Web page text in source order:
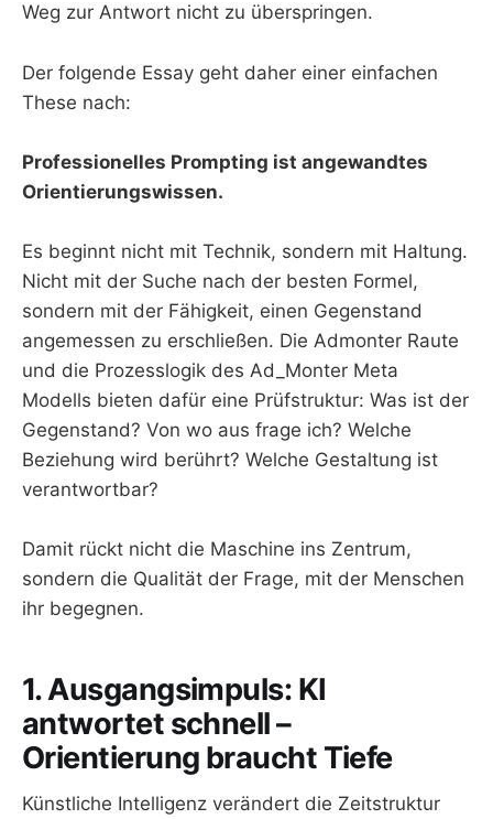
Weg zur Antwort nicht zu überspringen.
Der folgende Essay geht daher einer einfachen
These nach:
Professionelles Prompting ist angewandtes
Orientierungswissen.
Es beginnt nicht mit Technik, sondern mit Haltung.
Nicht mit der Suche nach der besten Formel,
sondern mit der Fähigkeit, einen Gegenstand
angemessen zu erschließen. Die Admonter Raute
und die Prozesslogik des Ad_Monter Meta
Modells bieten dafür eine Prüfstruktur: Was ist der
Gegenstand? Von wo aus frage ich? Welche
Beziehung wird berührt? Welche Gestaltung ist
verantwortbar?
Damit rückt nicht die Maschine ins Zentrum,
sondern die Qualität der Frage, mit der Menschen
ihr begegnen.
1. Ausgangsimpuls: KI
antwortet schnell –
Orientierung braucht Tiefe
Künstliche Intelligenz verändert die Zeitstruktur